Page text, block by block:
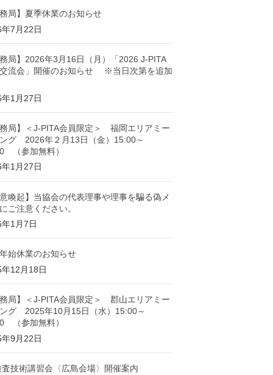
局】夏季休業のお知らせ
7月22日
局】2026年3月16日（月）「2026 J-PITA
流会」開催のお知らせ ※当日次第を追加
1月27日
局】＜J-PITA会員限定＞ 福岡エリアミー
グ 2026年２月13日（金）15:00～
（参加無料）
1月27日
喚起】当協会の代表理事や理事を騙る偽メ
ご注意ください。
1月7日
始休業のお知らせ
12月18日
局】＜J-PITA会員限定＞ 郡山エリアミー
グ 2025年10月15日（水）15:00～
（参加無料）
9月22日
査技術講習会〈広島会場〉開催案内